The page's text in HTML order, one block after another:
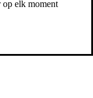
op elk moment